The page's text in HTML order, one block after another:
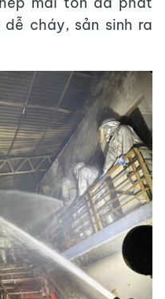
cháy, sản sinh ra